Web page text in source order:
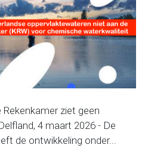
ziet geen
4 maart 2026 - De
de ontwikkeling onder...